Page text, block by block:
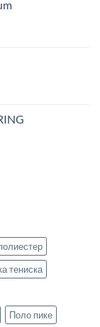
тениска
Поло пике